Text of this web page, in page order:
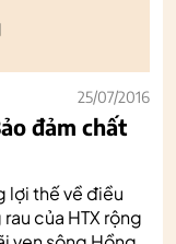
25/07/2016
đảm chất
lợi thế về điều
của HTX rộng